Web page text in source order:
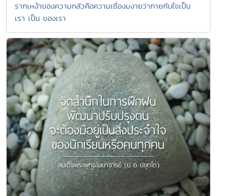
รากเหง้าของความกลัวคือความเชื่องมงายว่ากายกับใจเป็น
เรา เป็น ของเรา